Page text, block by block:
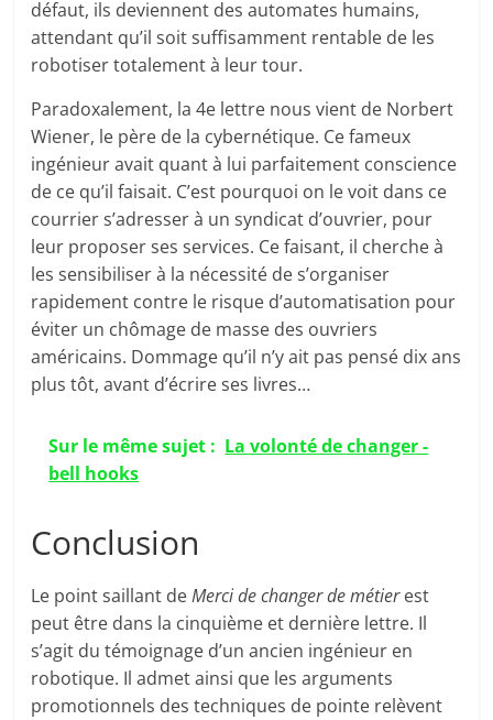
défaut, ils deviennent des automates humains,
attendant qu’il soit suffisamment rentable de les
robotiser totalement à leur tour.
Paradoxalement, la 4e lettre nous vient de Norbert
Wiener, le père de la cybernétique. Ce fameux
ingénieur avait quant à lui parfaitement conscience
de ce qu’il faisait. C’est pourquoi on le voit dans ce
courrier s’adresser à un syndicat d’ouvrier, pour
leur proposer ses services. Ce faisant, il cherche à
les sensibiliser à la nécessité de s’organiser
rapidement contre le risque d’automatisation pour
éviter un chômage de masse des ouvriers
américains. Dommage qu’il n’y ait pas pensé dix ans
plus tôt, avant d’écrire ses livres…
Sur le même sujet : La volonté de changer -
bell hooks
Conclusion
Le point saillant deMerci de changer de métierest
peut être dans la cinquième et dernière lettre. Il
s’agit du témoignage d’un ancien ingénieur en
robotique. Il admet ainsi que les arguments
promotionnels des techniques de pointe relèvent